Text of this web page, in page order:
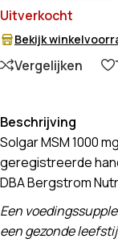
Uitverkocht
Bekijk
Vergelijken
Beschrijving
Solgar MSM 1000
geregistreerde
DBA Bergstrom
Een
een gezonde